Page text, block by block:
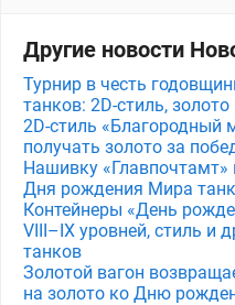
Другие новости
Турнир в честь
танков: 2D-стиль,
2D-стиль «Благородный
получать золото за
Нашивку
Дня рождения Мира
Контейнеры «День
VIII–IX уровней, стиль и
танков
Золотой вагон
на золото ко Дню